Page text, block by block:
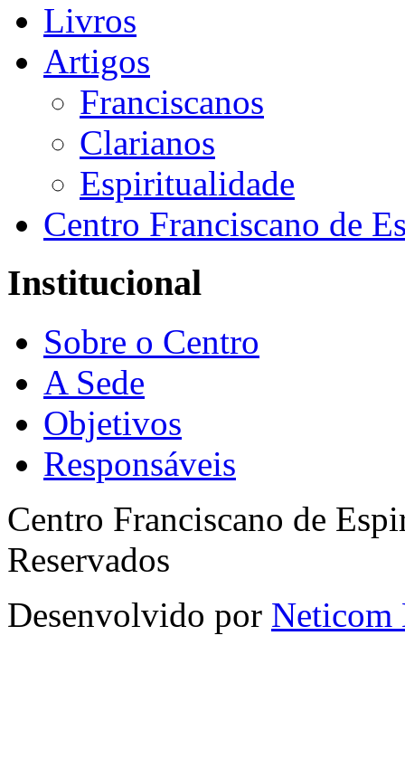
Livros
Artigos
Franciscanos
Clarianos
Espiritualidade
Centro Franciscano de
Institucional
Sobre o Centro
A Sede
Objetivos
Responsáveis
Centro Franciscano de
Reservados
Desenvolvido por Neticom